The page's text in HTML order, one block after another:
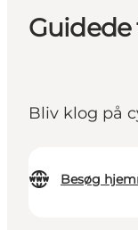
Bliv klog på
Besøg